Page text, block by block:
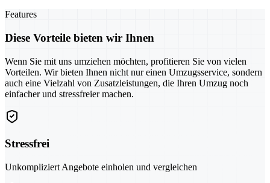
Features
Diese Vorteile bieten wir Ihnen
Wenn Sie mit uns umziehen möchten, profitieren Sie von vielen
Vorteilen. Wir bieten Ihnen nicht nur einen Umzugsservice, sondern
auch eine Vielzahl von Zusatzleistungen, die Ihren Umzug noch
einfacher und stressfreier machen.
Stressfrei
Unkompliziert Angebote einholen und vergleichen